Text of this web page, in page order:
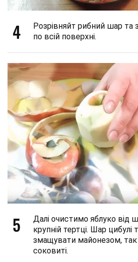
4
Розрівняйт рибний шар та
по всій поверхні.
5
Далі очистимо яблуко від
крупній тертці. Шар цибулі
змащувати майонезом, так
соковиті.